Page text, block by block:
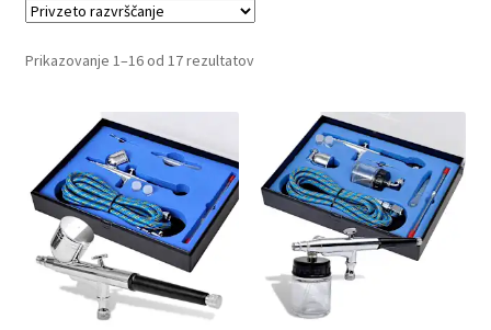
tako, da omogoča natančnost in učinkovitost, hkrati pa je
projekte naredila še bolj uspešne in zadovoljive.
Prikazovanje 1–16 od 17 rezultatov